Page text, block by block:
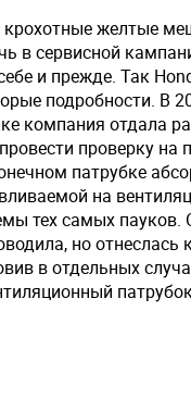
крохотные желтые
в сервисной
и прежде. Так
подробности. В
компания отдала
проверку на
патрубке
на
тех самых пауков.
но отнеслась
в отдельных